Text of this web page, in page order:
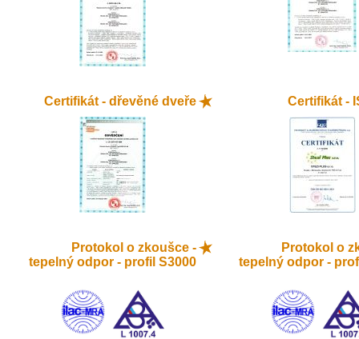
Certifikát - dřevěné dveře Certifikát -
Protokol o zkoušce -
tepelný odpor - profil S3000
Protokol o
tepelný odpor -